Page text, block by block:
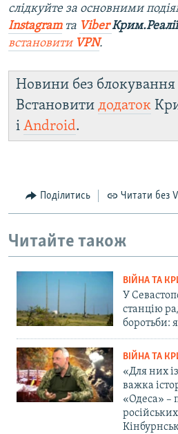
слідкуйте за основними
Instagramта ViberКрим.Реалії
встановити VPN.
Новини без блокування
Встановити додаток
і Android.
Поділитись Читати без
Читайте також
ВІЙНА ТА
У
станцію
боротьби:
ВІЙНА ТА
«Для них
важка
«Одеса» –